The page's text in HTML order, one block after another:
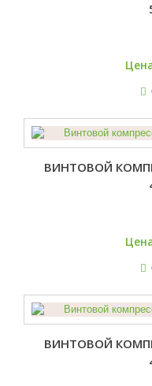
ВИНТОВОЙ
ВИНТОВОЙ